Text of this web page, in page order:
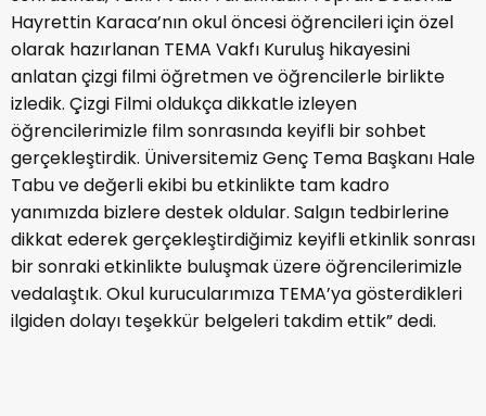
Hayrettin Karaca’nın okul öncesi öğrencileri için özel
olarak hazırlanan TEMA Vakfı Kuruluş hikayesini
anlatan çizgi filmi öğretmen ve öğrencilerle birlikte
izledik. Çizgi Filmi oldukça dikkatle izleyen
öğrencilerimizle film sonrasında keyifli bir sohbet
gerçekleştirdik. Üniversitemiz Genç Tema Başkanı Hale
Tabu ve değerli ekibi bu etkinlikte tam kadro
yanımızda bizlere destek oldular. Salgın tedbirlerine
dikkat ederek gerçekleştirdiğimiz keyifli etkinlik sonrası
bir sonraki etkinlikte buluşmak üzere öğrencilerimizle
vedalaştık. Okul kurucularımıza TEMA’ya gösterdikleri
ilgiden dolayı teşekkür belgeleri takdim ettik” dedi.